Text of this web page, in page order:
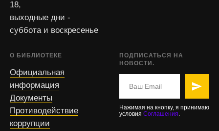
18,
выходные дни -
суббота и воскресенье
О БИБЛИОТЕКЕ
Официальная
информация
Документы
Противодействие
коррупции
ПОДПИСАТЬСЯ НА
НОВОСТИ.
Нажимая на кнопку, я принимаю
условия Соглашения.